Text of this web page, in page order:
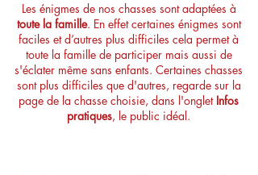
Les énigmes de nos chasses sont adaptées à
toute la famille. En effet certaines énigmes sont
faciles et d’autres plus difficiles cela permet à
toute la famille de participer mais aussi de
s'éclater même sans enfants. Certaines chasses
sont plus difficiles que d'autres, regarde sur la
page de la chasse choisie, dans l'onglet Infos
pratiques, le public idéal.